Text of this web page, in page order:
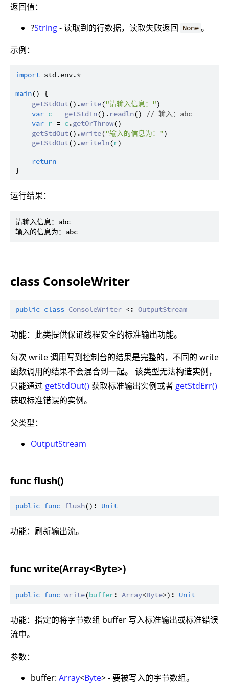
返回值：
?String- 读取到的行数据，读取失败返回 None 。
示例：
import std.env.*
main() {
getStdOut().write("请输入信息：")
var c = getStdIn(). readln()
// 输入：abc
var r = c.getOrThrow()
getStdOut().write("输入的信息为：")
getStdOut().writeln(r)
return
运行结果：
请输入信息：abc
class ConsoleWriter
public class ConsoleWriter <: OutputStream
功能：此类提供保证线程安全的标准输出功能。
每次 write 调用写到控制台的结果是完整的，不同的 write
函数调用的结果不会混合到一起。 该类型无法构造实例，
只能通过 getStdOut() 获取标准输出实例或者 getStdErr()
获取标准错误的实例。
父类型：
OutputStream
func flush()
public func flush(): Unit
功能：刷新输出流。
func write(Array<Byte>)
public func write(buffer: Array<Byte>): Unit
功能：指定的将字节数组 buffer 写入标准输出或标准错误
流中。
参数：
buffer: Array<Byte> - 要被写入的字节数组。